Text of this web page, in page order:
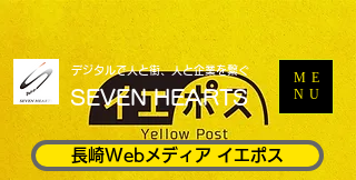
​デジタルで人と街、人と企業を繋ぐ
​SEVEN HEARTS
ME
NU
長崎Webメディア イエポス